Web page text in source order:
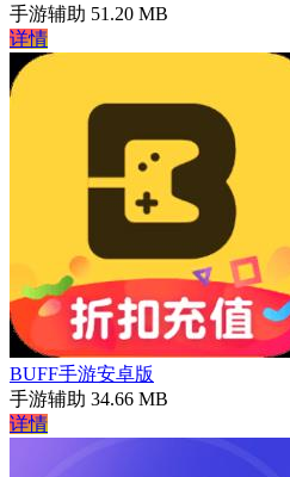
手游辅助 51.20 MB
详情
BUFF手游安卓版
手游辅助 34.66 MB
详情